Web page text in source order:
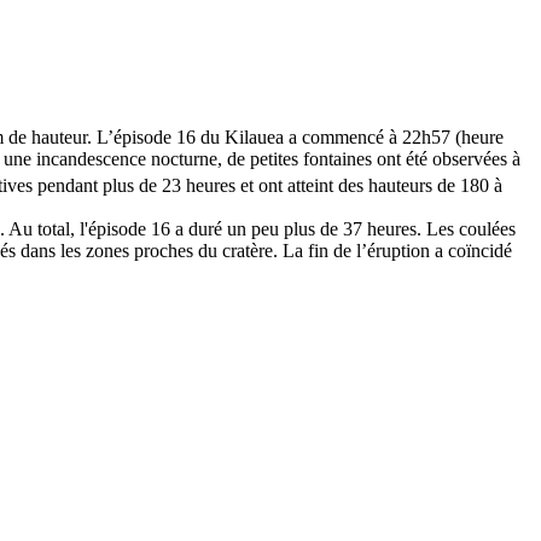
hauteur. L’épisode 16 du Kilauea a commencé à 22h57 (heure
incandescence nocturne, de petites fontaines ont été observées à
pendant plus de 23 heures et ont atteint des hauteurs de 180 à
total, l'épisode 16 a duré un peu plus de 37 heures. Les coulées
dans les zones proches du cratère. La fin de l’éruption a coïncidé